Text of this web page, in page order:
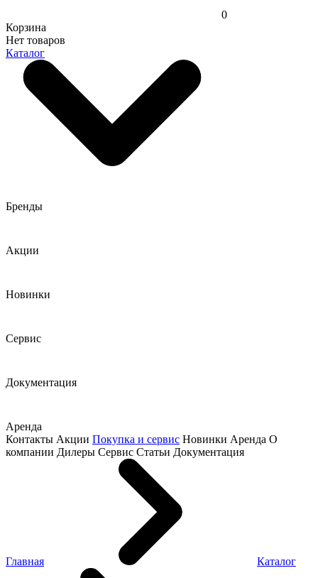
0
Корзина
Нет товаров
Каталог
Бренды
Акции
Новинки
Сервис
Документация
Аренда
Контакты Акции Покупка и сервис Новинки Аренда О
компании Дилеры Сервис Статьи Документация
Главная Каталог